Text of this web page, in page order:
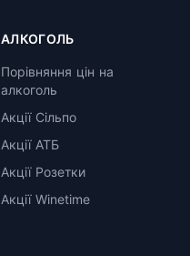
АЛКОГОЛЬ
Порівняння цін на
алкоголь
Акції Сільпо
Акції АТБ
Акції Розетки
Акції Winetime